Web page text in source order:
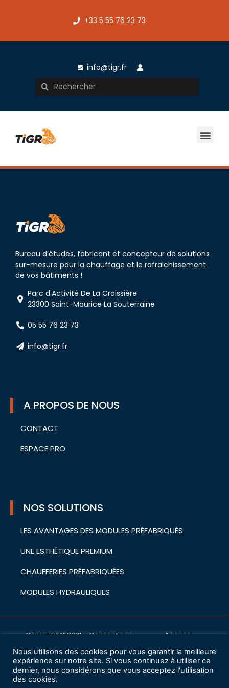
+33 5 55 76 23 73
info@tigr.fr
Bureau d’études, fabricant et concepteur de solutions
sur-mesure pour la chauffage et le rafraichissement
de vos bâtiments !
Parc d'Activité De La Croissière
23300 Saint-Maurice La Souterraine
05 55 76 23 73
info@tigr.fr
A PROPOS DE NOUS
CONTACT
ESPACE PRO
NOS SOLUTIONS
LES AVANTAGES DES MODULES PRÉFABRIQUÉS
UNE ESTHÉTIQUE PREMIUM
CHAUFFERIES PRÉFABRIQUÉES
MODULES HYDRAULIQUES
Copyright © 2021 – Conception : Agencecwa
Mentions légales
Charte de protection des données à caractère personnel
Nous utilisons des cookies pour vous garantir la meilleure
expérience sur notre site. Si vous continuez à utiliser ce
dernier, nous considérons que vous acceptez l'utilisation
des cookies.